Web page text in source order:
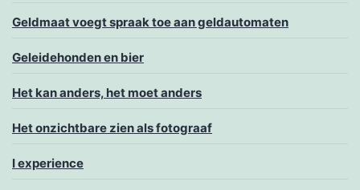
Geldmaat voegt spraak toe aan geldautomaten
Geleidehonden en bier
Het kan anders, het moet anders
Het onzichtbare zien als fotograaf
I experience